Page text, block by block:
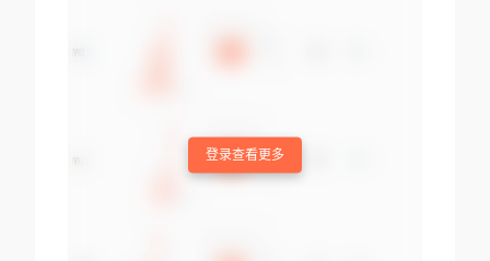
登录查看更多